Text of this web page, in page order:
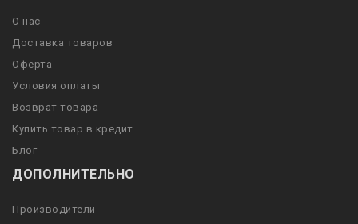
О нас
Доставка товаров
Оферта
Условия оплаты
Возврат товара
Купить товар в кредит
Блог
ДОПОЛНИТЕЛЬНО
Производители